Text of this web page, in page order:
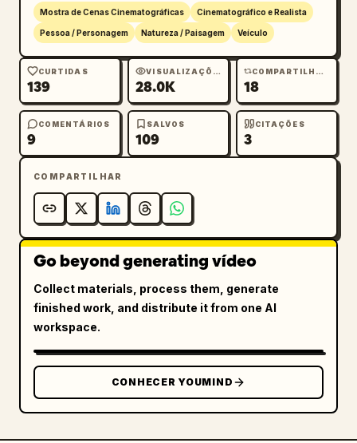
Mostra de Cenas Cinematográficas Cinematográfico e Realista
Pessoa / Personagem Natureza / Paisagem Veículo
CURTIDAS
139
VISUALIZAÇÕES
28.0K
COMPARTILHAMENTOS
18
COMENTÁRIOS
9
SALVOS
109
CITAÇÕES
3
COMPARTILHAR
Go beyond generating vídeo
Collect materials, process them, generate
finished work, and distribute it from one AI
workspace.
CONHECER YOUMIND